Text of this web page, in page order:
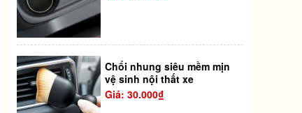
Chổi nhung siêu mềm mịn
vệ sinh nội thất xe
Giá: 30.000₫